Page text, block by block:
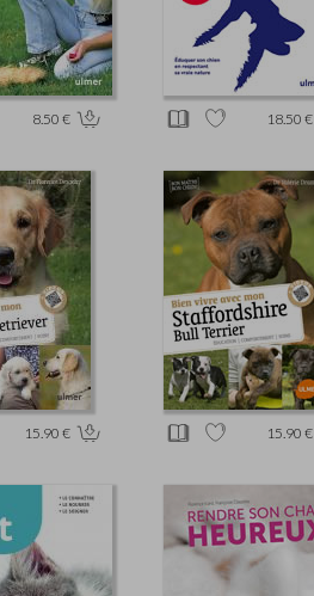
8.50 € 18.50 €
15.90 € 15.90 €